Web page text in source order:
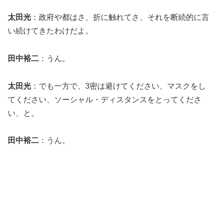
太田光 ：政府や都はさ、折に触れてさ、それを断続的に言
い続けてきたわけだよ。
田中裕二 ：うん。
太田光 ：でも一方で、3密は避けてください、マスクをし
てください、ソーシャル・ディスタンスをとってくださ
い、と。
田中裕二 ：うん。